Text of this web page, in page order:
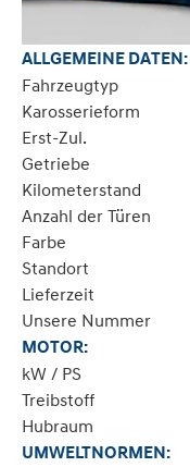
ALLGEMEINE DATEN:
Fahrzeugtyp
Karosserieform
Erst-Zul.
Getriebe
Kilometerstand
Anzahl der Türen
Farbe
Standort
Lieferzeit
Unsere Nummer
MOTOR:
kW / PS
Treibstoff
Hubraum
UMWELTNORMEN: